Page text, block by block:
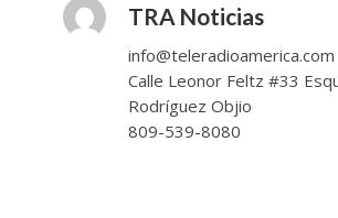
TRA Noticias
info@teleradioamerica.com
Calle Leonor Feltz #33
Rodríguez Objio
809-539-8080